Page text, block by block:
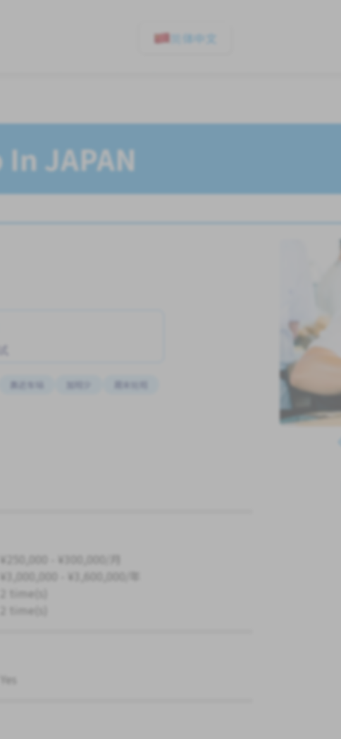
简体中文
JAPAN
靠近车站 加班少
周末轮班
¥250,000 - ¥300,000/月
¥3,000,000 - ¥3,600,000/年
2 time(s)
2 time(s)
Yes